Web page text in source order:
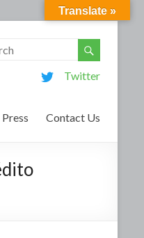
Twitter
Press Contact Us
Translate »